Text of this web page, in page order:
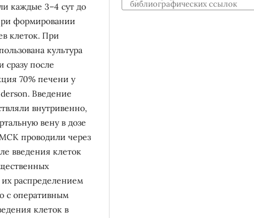
каждые 3–4 сут до
формировании
клеток. При
культура
после
70% печени у
Введение
внутривенно,
вену в дозе
проводили через
введения клеток
распределением
с оперативным
клеток в
библиографических ссылок